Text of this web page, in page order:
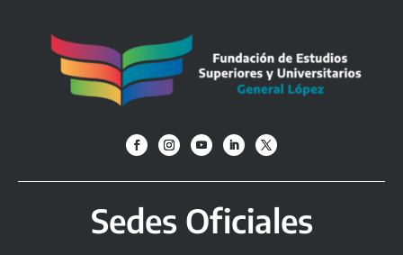
Sedes Oficiales